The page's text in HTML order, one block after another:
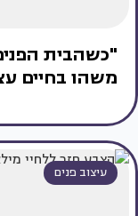
"כשהבית
משהו בחיים
עיצוב פנים